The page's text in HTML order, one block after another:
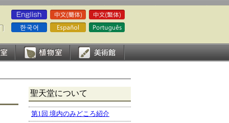
聖天堂について
第1回 境内のみどころ紹介